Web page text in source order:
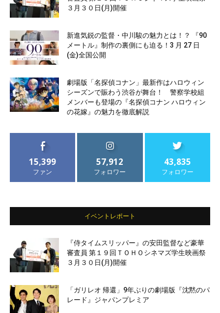
３月３０日(月)開催
新進気鋭の監督・中川駿の魅力とは！？ 『90
メートル』制作の裏側にも迫る！3 月 27 日
(金)全国公開
劇場版「名探偵コナン」最新作はハロウィン
シーズンで賑わう渋谷が舞台！ 警察学校組
メンバーも登場の『名探偵コナン ハロウィン
の花嫁』の魅力を徹底解説
15,399
ファン
57,912
フォロワー
43,835
フォロワー
イベントレポート
『侍タイムスリッパー』の安田監督など豪華
審査員 第１９回ＴＯＨＯシネマズ学生映画祭
３月３０日(月)開催
「ガリレオ 帰還」9年ぶりの劇場版『沈黙のパ
レード』ジャパンプレミア